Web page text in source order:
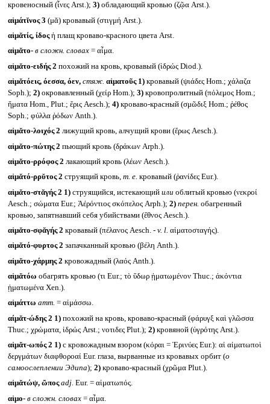
кровеносный (ἶνες Arst.); 3)обладающий кровью (ζῷα Arst.).
αἱμάτῐνος 3 (μᾰ) кровавый (στιγμή Arst.).
αἱμᾰτίς, ίδοςἡ плащ кроваво-красного цвета Arst.
αἱμᾰτο- в сложн. словах= αἷμα.
αἱμᾰτο-ειδής 2 похожий на кровь, кровавый (ἱδρώς Diod.).
αἱμᾰτόεις, όεσσα, όεν, стяж. αἱματοῦς 1)кровавый (ψιάδες Hom.; χάλαζα
Soph.); 2)окровавленный (χείρ Hom.); 3)кровопролитный (πόλεμος Hom.;
ἤματα Hom., Plut.; ἔρις Aesch.); 4)кроваво-красный (σμῶδιξ Hom.; ῥέθος
Soph.; φύλλα ῥόδων Anth.).
αἱμᾰτο-λοιχός 2 лижущий кровь, алчущий крови (ἔρως Aesch.).
αἱμᾰτο-πώτης 2 пьющий кровь (δράκων Arph.).
αἱμᾰτο-ρρόφος 2 лакающий кровь (λέων Aesch.).
αἱμᾰτό-ρρῠτος 2 струящий кровь, т. е. кровавый (ῥανίδες Eur.).
αἱμᾰτο-στᾰγής 2 1)струящийся, истекающий или облитый кровью (νεκροί
Aesch.; σώματα Eur.; Ἀέρόντιος σκόπελος Arph.); 2) перен. обагренный
кровью, запятнавший себя убийствами (ἔθνος Aesch.).
αἱμᾰτο-σφᾰγής 2 кровавый (πέλανος Aesch. - v. l. αἱματοσταγής).
αἱμᾰτό-φυρτος 2 запачканный кровью (βέλη Anth.).
αἰμᾰτο-χάρμης 2 кровожадный (λαός Anth.).
αἱμᾰτόω обагрять кровью (τι Eur.; τὸ ὕδωρ ᾑματωμένον Thuc.; ἀκόντια
ᾑματωμένα Xen.).
αἱμάττω атт. = αἱμάσσω.
αίμᾰτ-ώδης 2 1)похожий на кровь, кроваво-красный (φάρυγξ καὶ γλῶσσα
Thuc.; χρώματα, ἱδρώς Arst.; νοτιδες Plut.); 2)кровяной (ὑγρότης Arst.).
αἱμᾰτ-ωπός 2 1)с кровожадным взором (κόραι = Ἐρινύες Eur.): αἱ αἱματωποὶ
δεργμάτων διαφθοροαί Eur. глаза, вырванные из кровавых орбит (о
самоослеплении Эдипа); 2)кроваво-красный (χρῶμα Plut.).
αἱμᾰτώψ, ῶποςadj. Eur. = αἱματωπός.
αἱμο- в сложн. словах= αἷμα.